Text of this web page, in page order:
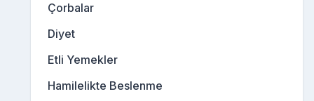
Çorbalar
Diyet
Etli Yemekler
Hamilelikte Beslenme